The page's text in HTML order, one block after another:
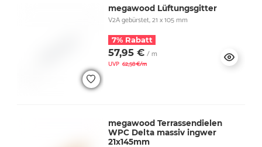
megawood Lüftungsgitter
V2A gebürstet, 21 x 105 mm
7% Rabatt
57,95 € / m
UVP 62,58 €/m
megawood Terrassendielen
WPC Delta massiv ingwer
21x145mm